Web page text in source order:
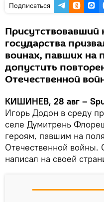
Подписаться
Присутствовавший
государства
воинах, павших на
допустить
Отечественной
КИШИНЕВ, 28 авг –
Игорь Додон в среду
селе Думитрень
героям, павшим на
Отечественной войны.
написал на своей